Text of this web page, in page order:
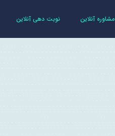
مشاوره آنلاین نوبت دهی آنلاین